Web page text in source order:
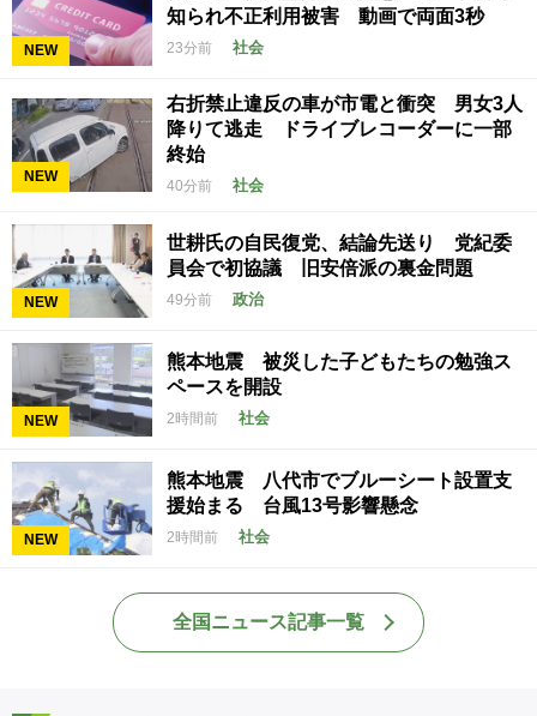
NEW
知られ不正利用被害 動画で両面3秒
23分前 社会
NEW
右折禁止違反の車が市電と衝突 男女3人
降りて逃走 ドライブレコーダーに一部
終始
40分前 社会
NEW
世耕氏の自民復党、結論先送り 党紀委
員会で初協議 旧安倍派の裏金問題
49分前 政治
NEW
熊本地震 被災した子どもたちの勉強ス
ペースを開設
2時間前 社会
NEW
熊本地震 八代市でブルーシート設置支
援始まる 台風13号影響懸念
2時間前 社会
全国ニュース記事一覧